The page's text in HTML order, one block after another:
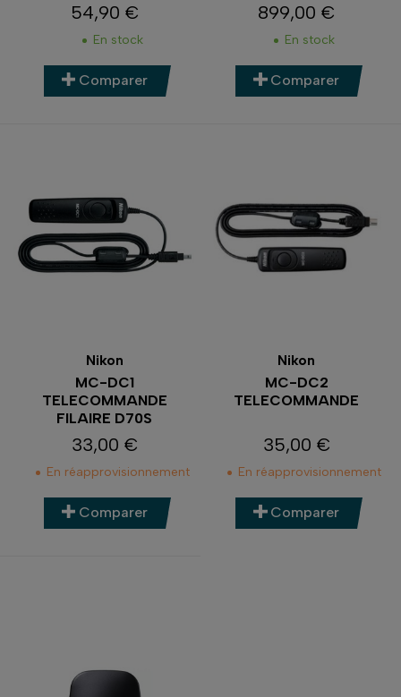
Prix
54,90 €
En stock
Comparer
Prix
899,00 €
En stock
Comparer
Nikon
MC-DC1
TELECOMMANDE
FILAIRE D70S
Prix
33,00 €
En réapprovisionnement
Comparer
Nikon
MC-DC2
TELECOMMANDE
Prix
35,00 €
En réapprovisionnement
Comparer